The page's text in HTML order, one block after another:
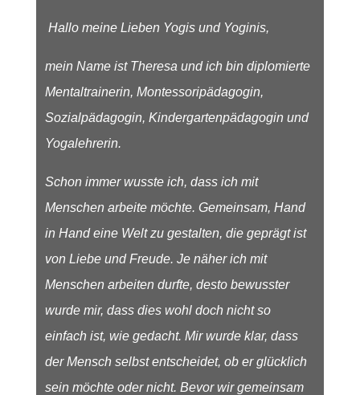
Hallo meine Lieben Yogis und Yoginis,
mein Name ist Theresa und ich bin diplomierte
Mentaltrainerin, Montessoripädagogin,
Sozialpädagogin, Kindergartenpädagogin und
Yogalehrerin.
Schon immer wusste ich, dass ich mit
Menschen arbeite möchte. Gemeinsam, Hand
in Hand eine Welt zu gestalten, die geprägt ist
von Liebe und Freude. Je näher ich mit
Menschen arbeiten durfte, desto bewusster
wurde mir, dass dies wohl doch nicht so
einfach ist, wie gedacht. Mir wurde klar, dass
der Mensch selbst entscheidet, ob er glücklich
sein möchte oder nicht. Bevor wir gemeinsam